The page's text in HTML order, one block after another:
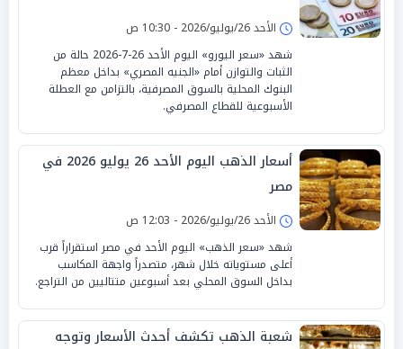
الأحد 26/يوليو/2026 - 10:30 ص
شهد «سعر اليورو» اليوم الأحد 26-7-2026 حالة من
الثبات والتوازن أمام «الجنيه المصري» بداخل معظم
البنوك المحلية بالسوق المصرفية، بالتزامن مع العطلة
الأسبوعية للقطاع المصرفي.
أسعار الذهب اليوم الأحد 26 يوليو 2026 في
مصر
الأحد 26/يوليو/2026 - 12:03 ص
شهد «سعر الذهب» اليوم الأحد في مصر استقراراً قرب
أعلى مستوياته خلال شهر، متصدراً واجهة المكاسب
بداخل السوق المحلي بعد أسبوعين متتاليين من التراجع.
شعبة الذهب تكشف أحدث الأسعار وتوجه